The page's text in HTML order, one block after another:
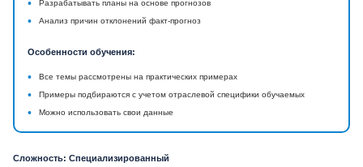
• Разрабатывать планы на основе прогнозов
• Анализ причин отклонений факт-прогноз
Особенности обучения:
• Все темы рассмотрены на практических примерах
• Примеры подбираются с учетом отраслевой специфики обучаемых
• Можно использовать свои данные
Сложность: Специализированный